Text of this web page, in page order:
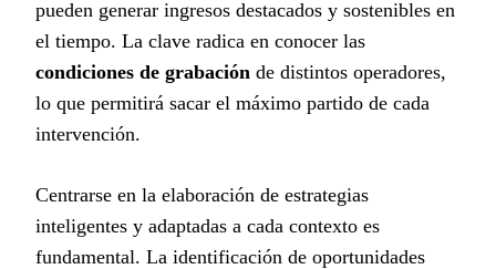
pueden generar ingresos destacados y sostenibles en
el tiempo. La clave radica en conocer las
condiciones de grabación de distintos operadores,
lo que permitirá sacar el máximo partido de cada
intervención.
Centrarse en la elaboración de estrategias
inteligentes y adaptadas a cada contexto es
fundamental. La identificación de oportunidades